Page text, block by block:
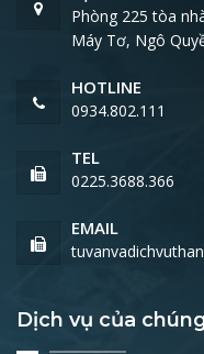
Phòng 225 tòa
Máy Tơ, Ngô
HOTLINE
0934.802.111
TEL
0225.3688.366
EMAIL
Dịch vụ của